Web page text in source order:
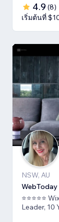
4.9 (8)
เริ่มต้นที่
NSW, AU
WebToday
⭐⭐⭐⭐⭐
Leader, 10